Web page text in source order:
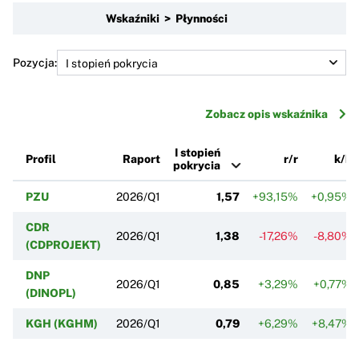
Wskaźniki > Płynności
Pozycja:
Zobacz opis wskaźnika
Profil Raport
I stopień
pokrycia
r/r k/k
PZU 2026/Q1 1,57 +93,15% +0,95%
CDR
(CDPROJEKT)
2026/Q1 1,38 -17,26% -8,80%
DNP
(DINOPL)
2026/Q1 0,85 +3,29% +0,77%
KGH (KGHM) 2026/Q1 0,79 +6,29% +8,47%